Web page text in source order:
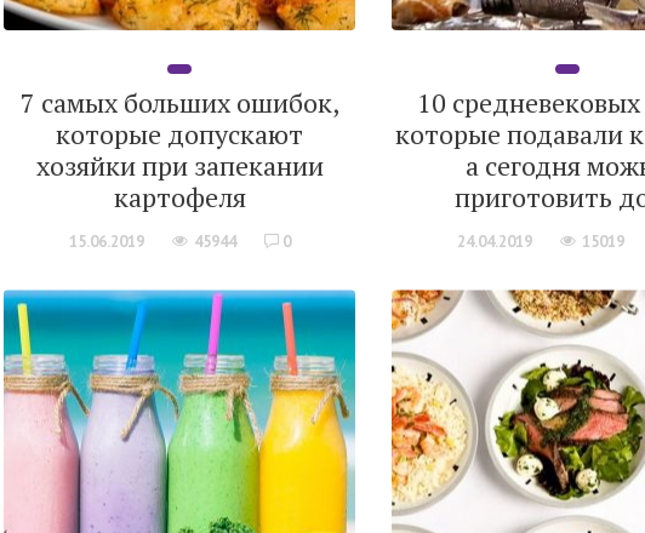
7 самых больших ошибок,
которые допускают
хозяйки при запекании
картофеля
15.06.2019 45944 0
10
которые подавали
а сегодня
приготовить
24.04.2019 15019